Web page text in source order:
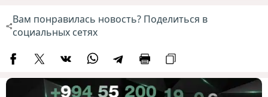
Вам понравилась новость? Поделиться в
социальных сетях